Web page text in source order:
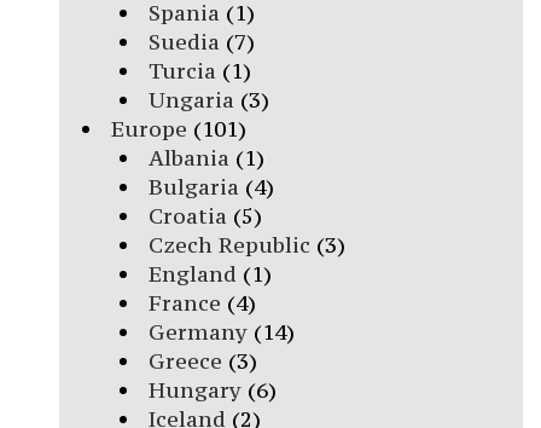
Spania (1)
Suedia (7)
Turcia (1)
Ungaria (3)
Europe (101)
Albania (1)
Bulgaria (4)
Croatia (5)
Czech Republic (3)
England (1)
France (4)
Germany(14)
Greece (3)
Hungary(6)
Iceland (2)